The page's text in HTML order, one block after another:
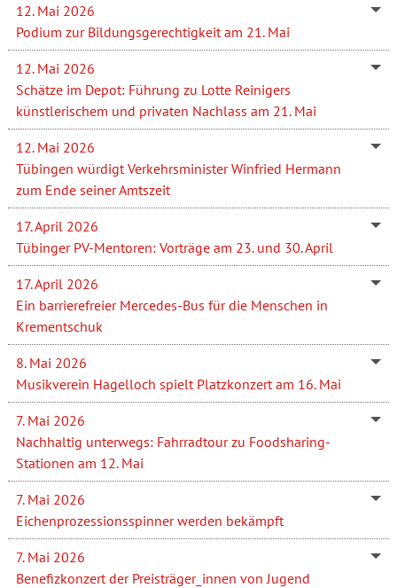
12. Mai 2026
Podium zur Bildungsgerechtigkeit am 21. Mai
12. Mai 2026
Schätze im Depot: Führung zu Lotte Reinigers
künstlerischem und privaten Nachlass am 21. Mai
12. Mai 2026
Tübingen würdigt Verkehrsminister Winfried Hermann
zum Ende seiner Amtszeit
17. April 2026
Tübinger PV-Mentoren: Vorträge am 23. und 30. April
17. April 2026
Ein barrierefreier Mercedes-Bus für die Menschen in
Krementschuk
8. Mai 2026
Musikverein Hagelloch spielt Platzkonzert am 16. Mai
7. Mai 2026
Nachhaltig unterwegs: Fahrradtour zu Foodsharing-
Stationen am 12. Mai
7. Mai 2026
Eichenprozessionsspinner werden bekämpft
7. Mai 2026
Benefizkonzert der Preisträger_innen von Jugend